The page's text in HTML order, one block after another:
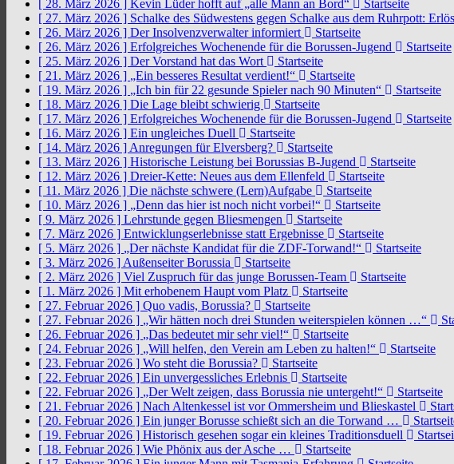
[ 28. März 2026 ] Kevin Lüder hofft auf „alle Mann an Bord“
Startseite
[ 27. März 2026 ] Schalke des Südwestens gegen Schalke aus dem Ruhrpott:
[ 26. März 2026 ] Der Insolvenzverwalter informiert
Startseite
[ 26. März 2026 ] Erfolgreiches Wochenende für die Borussen-Jugend
Startseite
[ 25. März 2026 ] Der Vorstand hat das Wort
Startseite
[ 21. März 2026 ] „Ein besseres Resultat verdient!“
Startseite
[ 19. März 2026 ] „Ich bin für 22 gesunde Spieler nach 90 Minuten“
Startseite
[ 18. März 2026 ] Die Lage bleibt schwierig
Startseite
[ 17. März 2026 ] Erfolgreiches Wochenende für die Borussen-Jugend
Startseite
[ 16. März 2026 ] Ein ungleiches Duell
Startseite
[ 14. März 2026 ] Anregungen für Elversberg?
Startseite
[ 13. März 2026 ] Historische Leistung bei Borussias B-Jugend
Startseite
[ 12. März 2026 ] Dreier-Kette: Neues aus dem Ellenfeld
Startseite
[ 11. März 2026 ] Die nächste schwere (Lern)Aufgabe
Startseite
[ 10. März 2026 ] „Denn das hier ist noch nicht vorbei!“
Startseite
[ 9. März 2026 ] Lehrstunde gegen Bliesmengen
Startseite
[ 7. März 2026 ] Entwicklungserlebnisse statt Ergebnisse
Startseite
[ 5. März 2026 ] „Der nächste Kandidat für die ZDF-Torwand!“
Startseite
[ 3. März 2026 ] Außenseiter Borussia
Startseite
[ 2. März 2026 ] Viel Zuspruch für das junge Borussen-Team
Startseite
[ 1. März 2026 ] Mit erhobenem Haupt vom Platz
Startseite
[ 27. Februar 2026 ] Quo vadis, Borussia?
Startseite
[ 27. Februar 2026 ] „Wir hätten noch drei Stunden weiterspielen können …“
[ 26. Februar 2026 ] „Das bedeutet mir sehr viel!“
Startseite
[ 24. Februar 2026 ] „Will helfen, den Verein am Leben zu halten!“
Startseite
[ 23. Februar 2026 ] Wo steht die Borussia?
Startseite
[ 22. Februar 2026 ] Ein unvergessliches Erlebnis
Startseite
[ 22. Februar 2026 ] „Der Welt zeigen, dass Borussia nie untergeht!“
Startseite
[ 21. Februar 2026 ] Nach Altenkessel ist vor Ommersheim und Blieskastel
[ 20. Februar 2026 ] Ein junger Borusse schießt sich an die Torwand …
[ 19. Februar 2026 ] Historisch gesehen sogar ein kleines Traditionsduell
[ 18. Februar 2026 ] Wie Phönix aus der Asche …
Startseite